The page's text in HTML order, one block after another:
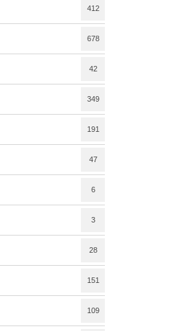
412
678
42
349
191
47
6
3
28
151
109